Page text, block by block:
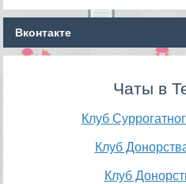
Вконтакте
Чаты в
Клуб
Клуб
Клуб